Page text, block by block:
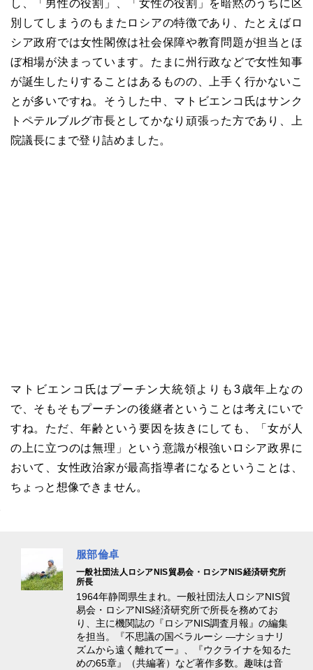
し、「男性の役割」、「女性の役割」を暗黙のうちに区
別してしまうのもまたロシアの特徴であり、たとえばロ
シア政府では女性閣僚は社会保障や教育問題が担当とほ
ぼ相場が決まっています。たまに州行政などで女性知事
が誕生したりすることはあるものの、上手く行かないこ
とが多いですね。そうした中、マトビエンコ氏はサンク
トペテルブルグ市長としてかなり頑張った方であり、上
院議長にまで登り詰めました。
マトビエンコ氏はプーチン大統領よりも3歳年上なの
で、そもそもプーチンの後継者ということは考えにいで
すね。ただ、年齢という要因を抜きにしても、「女が人
の上に立つのは無理」という意識が根強いロシア政界に
おいて、女性政治家が最高指導者になるということは、
ちょっと想像できません。
服部倫卓
一般社団法人ロシアNIS貿易会・ロシアNIS経済研究所
所長
1964年静岡県生まれ。一般社団法人ロシアNIS貿
易会・ロシアNIS経済研究所で所長を務めてお
り、主に機関誌の『ロシアNIS調査月報』の編集
を担当。『不思議の国ベラルーシ ―ナショナリ
ズムから遠く離れてー』、『ウクライナを知るた
めの65章』（共編著）など著作多数。趣味は音